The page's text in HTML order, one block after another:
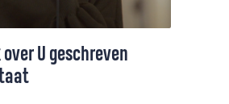
U geschreven